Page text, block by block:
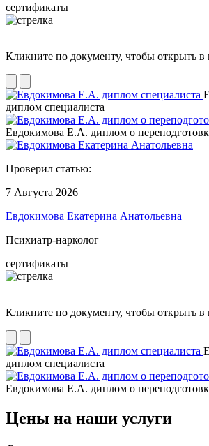
сертификаты
Кликните по документу, чтобы открыть
диплом специалиста
Евдокимова Е.А. диплом о
Проверил статью:
7 Августа 2026
Евдокимова Екатерина Анатольевна
Психиатр-нарколог
сертификаты
Кликните по документу, чтобы открыть
диплом специалиста
Евдокимова Е.А. диплом о
Цены на наши услуги